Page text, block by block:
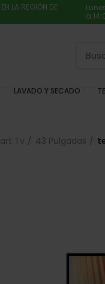
LA REGIÓN DE
a
LAVADO Y SECADO
Tv 43 Pulgadas